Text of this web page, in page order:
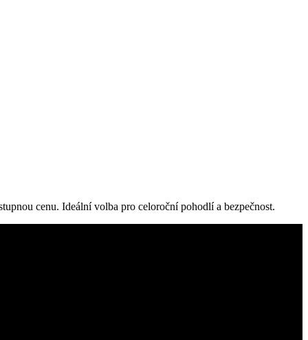
cenu. Ideální volba pro celoroční pohodlí a bezpečnost.